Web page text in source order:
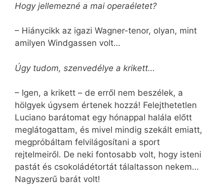
Hogy jellemezné a mai operaéletet?
– Hiánycikk az igazi Wagner-tenor, olyan, mint
amilyen Windgassen volt…
Úgy tudom, szenvedélye a krikett…
– Igen, a krikett – de erről nem beszélek, a
hölgyek úgysem értenek hozzá! Felejthetetlen
Luciano barátomat egy hónappal halála előtt
meglátogattam, és mivel mindig szekált emiatt,
megpróbáltam felvilágosítani a sport
rejtelmeiről. De neki fontosabb volt, hogy isteni
pastát és csokoládétortát tálaltasson nekem…
Nagyszerű barát volt!